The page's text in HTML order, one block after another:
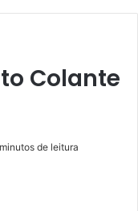
Colante
de leitura